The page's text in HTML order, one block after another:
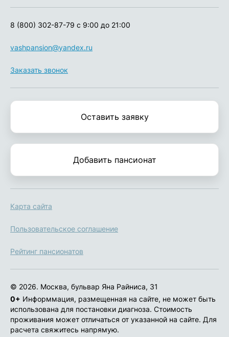
vashpansion@yandex.ru
8 (800) 302-87-79 с 9:00 до 21:00
Заказать звонок
Оставить заявку
Добавить пансионат
Карта сайта
Пользовательское соглашение
Рейтинг пансионатов
© 2026. Москва, бульвар Яна Райниса, 31
0+ Информмация, размещенная на сайте, не может быть
использована для постановки диагноза. Стоимость
проживания может отличаться от указанной на сайте. Для
расчета свяжитесь напрямую.